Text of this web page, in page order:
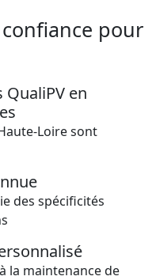
pour
en
Loire sont
des spécificités
la maintenance de